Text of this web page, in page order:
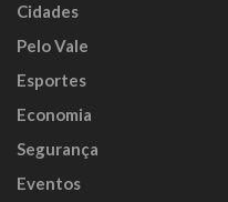
Cidades
Pelo Vale
Esportes
Economia
Segurança
Eventos